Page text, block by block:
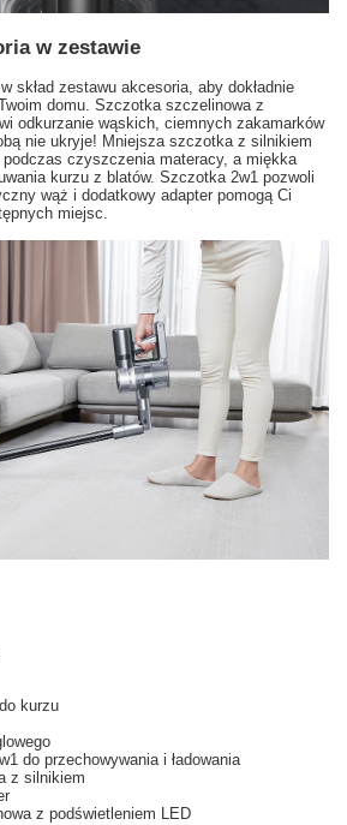
w zestawie
skład zestawu akcesoria, aby dokładnie
domu. Szczotka szczelinowa z
odkurzanie wąskich, ciemnych zakamarków
nie ukryje! Mniejsza szczotka z silnikiem
podczas czyszczenia materacy, a miękka
kurzu z blatów. Szczotka 2w1 pozwoli
wąż i dodatkowy adapter pomogą Ci
miejsc.
kurzu
do przechowywania i ładowania
z silnikiem
z podświetleniem LED